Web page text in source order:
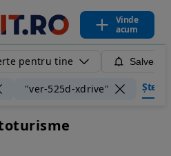
Vinde
acum
pentru tine
"ver-525d-xdrive"